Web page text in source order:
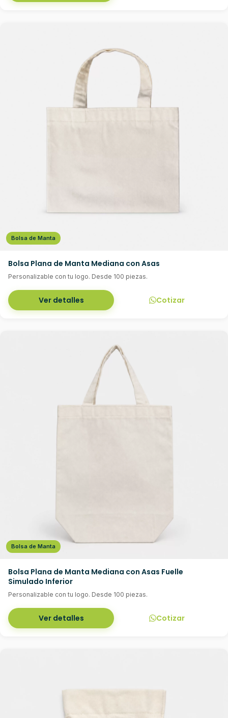
Bolsa de Manta
Bolsa Plana de Manta Mediana con Asas
Personalizable con tu logo. Desde 100 piezas.
Ver detalles Cotizar
Bolsa de Manta
Bolsa Plana de Manta Mediana con Asas Fuelle
Simulado Inferior
Personalizable con tu logo. Desde 100 piezas.
Ver detalles Cotizar